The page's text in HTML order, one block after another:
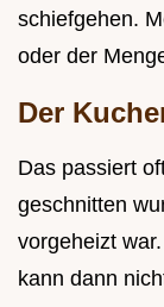
schiefgehen.
oder der
Der
Das passiert
geschnitten
vorgeheizt
kann dann